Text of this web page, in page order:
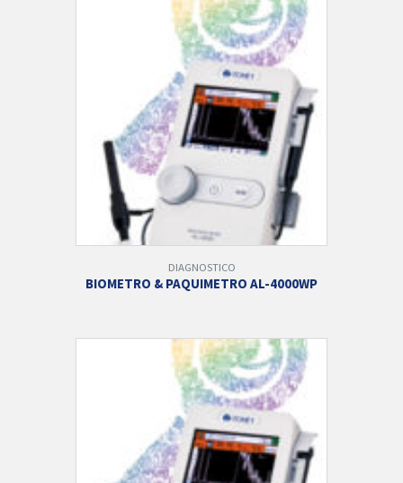
DIAGNOSTICO
BIOMETRO & PAQUIMETRO AL-4000WP